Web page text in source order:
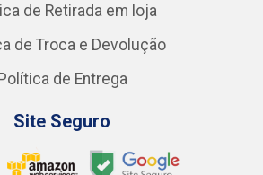
de Retirada em loja
de Troca e Devolução
Política de Entrega
Site Seguro